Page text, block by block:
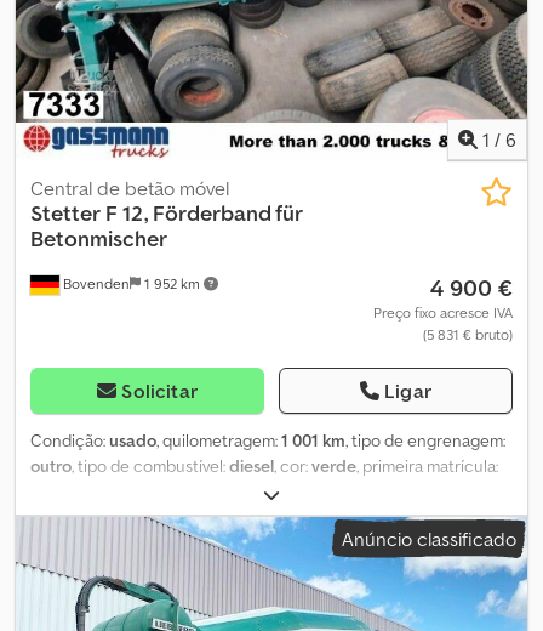
unidades ano 2011 com 12m³, 3 unidades ano 2012 com 12m³!
Dodpfx Aji Rlagsc Ijck As especificações dos acessórios não têm
garantia, sujeito a alterações, venda prévia e erros reservados!
1 / 6
Bovenden 1 952 km
Central de betão móvel
Stetter F 12, Förderband für
Betonmischer
4 900 €
Preço fixo acresce IVA
(5 831 € bruto)
Solicitar Ligar
Condição:usado, quilometragem:1 001 km, tipo de engrenagem:
outro, tipo de combustível:diesel, cor:verde, primeira matrícula:
, cabina do condutor:
Localização do veículo: Bovenden. Dodji Rn Tzspfx Ac Ieck
Superestrutura: Transportador de correia (GRANEL), aprox. 12 m,
para betoneira de 3-4 eixos, distância entre roletes 11 m,
velocidade da correia 2,8 m/s, potência requerida 12 kW. Estado
EXCELENTE, quase não utilizado! INFORMAÇÕES SOBRE
Anúncio classificado